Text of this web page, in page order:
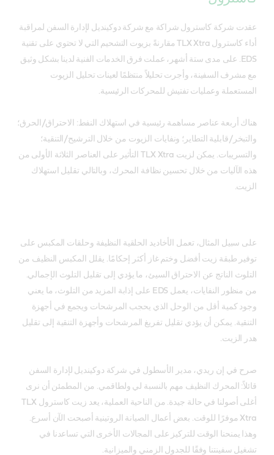
عقدت شركة كاسترول شراكة مع شركة دوكينديل لإدارة السفن لمراقبة
أداء كاسترول TLX Xtra مقارنةً بزيوت التشحيم التي لا تحتوي على تقنية
EDS. على مدى ستة أشهر، عملت فرق الخدمات الفنية لدينا بشكل وثيق
مع مشرف السفينة، وأجرت تحليلاً منتظمًا لعينات تحليل الزيوت
المستعملة وعمليات تفتيش للمحركات الرئيسية.
هناك أربعة عناصر مساهمة رئيسية في استهلاك النفط: الاحتراق/الحرق؛
والتبخر/قابلية التطاير؛ ونفايات الزيوت من خلال الترشيح/التنقية؛
والتسريبات. يمكن لزيت TLX Xtra التأثير على العناصر الثلاثة الأولى من
هذه الآليات من خلال تحسين نظافة المحرك، وبالتالي تقليل استهلاك
الزيت.
على سبيل المثال، تعمل الأخاديد الحلقية النظيفة وحلقات المكبس على
توفير طبقة زيت أفضل وختم غاز أكثر إحكامًا. يقلل المكبس النظيف من
التلوث الناتج عن الاحتراق السيئ، ما يؤدي إلى تقليل التلوث الإجمالي.
من منظور النفايات، يعمل EDS على إذابة المزيد من التلوث، ما يعني
وجود كمية أقل من الوحل الذي يحجب المرشحات ويجمع في أجهزة
التنقية. يمكن أن يؤدي تقليل تفريغ المرشحات وأجهزة التنقية إلى تقليل
هدر الزيت.
صرح في إن ريدي، مدير الأسطول في شركة دوكينديل لإدارة السفن
قائلاً: المحرك النظيف مهم بالنسبة لي ولطاقمي. من المطمئن أن نرى
أغلى أصولنا في حالة جيدة. من الناحية العملية، يعد زيت كاسترول TLX
Xtra موفرًا للوقت. بعض أعمال الصيانة الروتينية أصبحت الآن أسرع.
وهذا يمنحنا الوقت للتركيز على المجالات الأخرى التي تساعدنا في
تشغيل سفينتنا وفقًا للجدول الزمني والميزانية.